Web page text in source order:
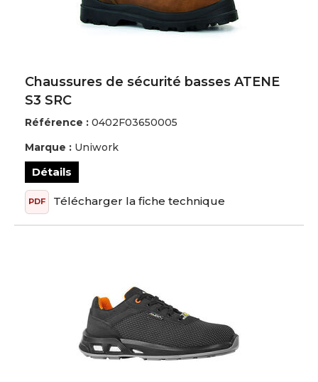
Chaussures de sécurité basses ATENE
S3 SRC
Référence : 0402F03650005
Marque : Uniwork
Détails
PDF Télécharger la fiche technique